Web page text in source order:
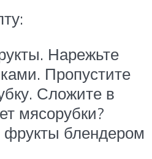
Нарежьте
Пропустите
Сложите в
мясорубки?
фрукты блендером